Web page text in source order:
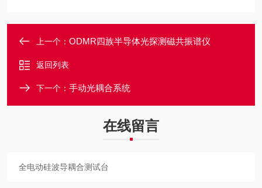
上一个： ODMR四族半导体光探测磁共振谱仪
返回列表
下一个： 手动光耦合系统
在线留言